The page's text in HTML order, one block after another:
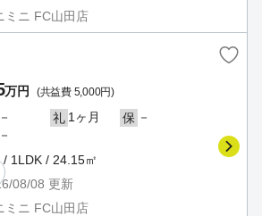
ミニ FC山田店
万円 (共益費 5,000円)
－ 礼 1ヶ月 保 －
－
/ 1LDK / 24.15㎡
08/08 更新
ミニ FC山田店